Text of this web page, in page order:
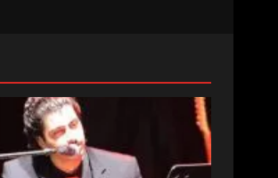
YÖNETİM NASIL ŞEKİLLENDİ?
AYVALIK SU MİRASI İÇİN